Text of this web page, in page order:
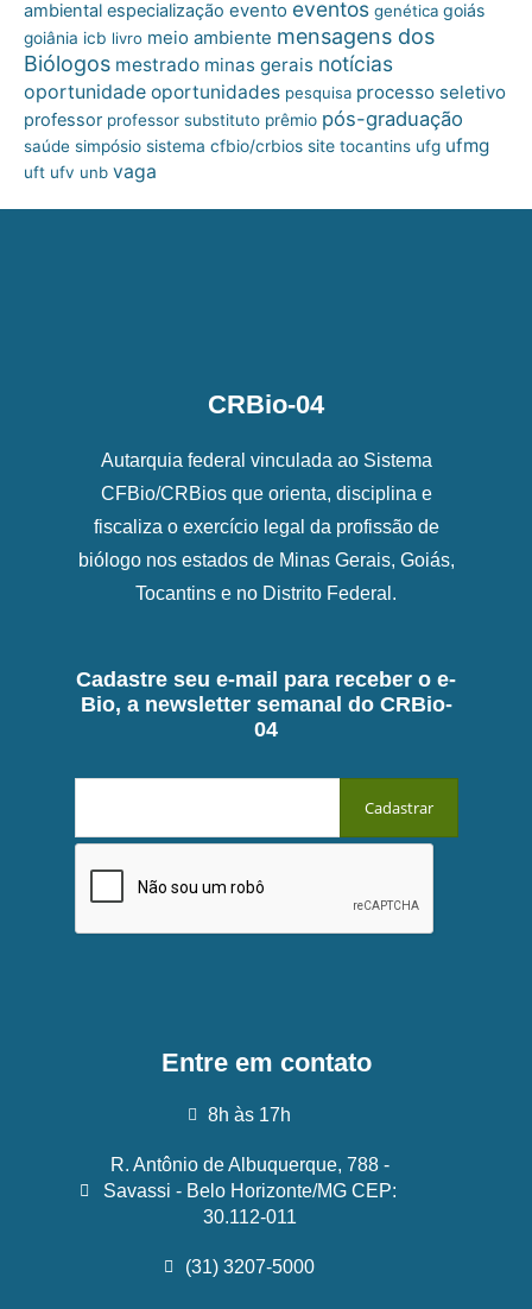
ambiental especialização evento eventos genética goiás
goiânia icb livro meio ambiente mensagens dos
Biólogos mestrado minas gerais notícias
oportunidade oportunidades pesquisa processo seletivo
professor professor substituto prêmio pós-graduação
saúde simpósio sistema cfbio/crbios site tocantins ufg ufmg
uft ufv unb vaga
CRBio-04
Autarquia federal vinculada ao Sistema
CFBio/CRBios que orienta, disciplina e
fiscaliza o exercício legal da profissão de
biólogo nos estados de Minas Gerais, Goiás,
Tocantins e no Distrito Federal.
Cadastre seu e-mail para receber o e-
Bio, a newsletter semanal do CRBio-
04
Entre em contato
8h às 17h
R. Antônio de Albuquerque, 788 -
Savassi - Belo Horizonte/MG CEP:
30.112-011
(31) 3207-5000